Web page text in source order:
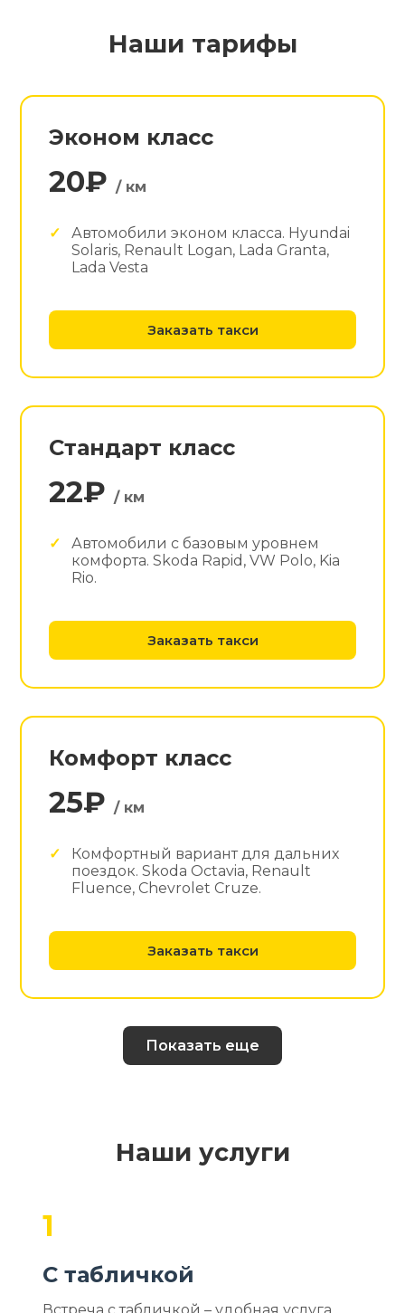
Наши тарифы
Эконом класс
20₽/ км
Автомобили эконом класса. Hyundai
Solaris, Renault Logan, Lada Granta,
Lada Vesta
Заказать такси
Стандарт класс
22₽/ км
Автомобили с базовым уровнем
комфорта. Skoda Rapid, VW Polo, Kia
Rio.
Заказать такси
Комфорт класс
25₽/ км
Комфортный вариант для дальних
поездок. Skoda Octavia, Renault
Fluence, Chevrolet Cruze.
Заказать такси
Показать еще
Наши услуги
1
С табличкой